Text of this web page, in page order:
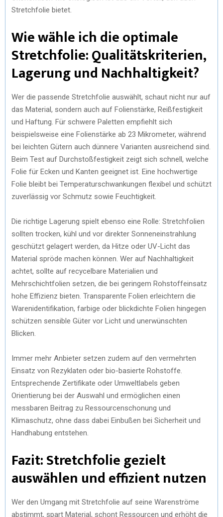
Stretchfolie bietet.
Wie wähle ich die optimale
Stretchfolie: Qualitätskriterien,
Lagerung und Nachhaltigkeit?
Wer die passende Stretchfolie auswählt, schaut nicht nur auf
das Material, sondern auch auf Folienstärke, Reißfestigkeit
und Haftung. Für schwere Paletten empfiehlt sich
beispielsweise eine Folienstärke ab 23 Mikrometer, während
bei leichten Gütern auch dünnere Varianten ausreichend sind.
Beim Test auf Durchstoßfestigkeit zeigt sich schnell, welche
Folie für Ecken und Kanten geeignet ist. Eine hochwertige
Folie bleibt bei Temperaturschwankungen flexibel und schützt
zuverlässig vor Schmutz sowie Feuchtigkeit.
Die richtige Lagerung spielt ebenso eine Rolle: Stretchfolien
sollten trocken, kühl und vor direkter Sonneneinstrahlung
geschützt gelagert werden, da Hitze oder UV-Licht das
Material spröde machen können. Wer auf Nachhaltigkeit
achtet, sollte auf recycelbare Materialien und
Mehrschichtfolien setzen, die bei geringem Rohstoffeinsatz
hohe Effizienz bieten. Transparente Folien erleichtern die
Warenidentifikation, farbige oder blickdichte Folien hingegen
schützen sensible Güter vor Licht und unerwünschten
Blicken.
Immer mehr Anbieter setzen zudem auf den vermehrten
Einsatz von Rezyklaten oder bio-basierte Rohstoffe.
Entsprechende Zertifikate oder Umweltlabels geben
Orientierung bei der Auswahl und ermöglichen einen
messbaren Beitrag zu Ressourcenschonung und
Klimaschutz, ohne dass dabei Einbußen bei Sicherheit und
Handhabung entstehen.
Fazit: Stretchfolie gezielt
auswählen und effizient nutzen
Wer den Umgang mit Stretchfolie auf seine Warenströme
abstimmt, spart Material, schont Ressourcen und erhöht die